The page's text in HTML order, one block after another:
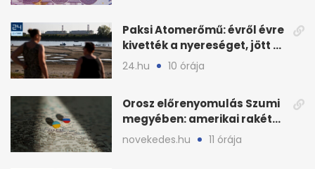
Paksi Atomerőmű: évről évre
kivették a nyereséget, jött a
baj
24.hu 10 órája
Orosz előrenyomulás Szumi
megyében: amerikai rakéták
is zsákmányként
novekedes.hu 11 órája